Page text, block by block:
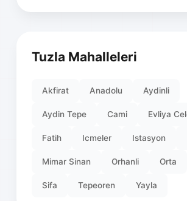
Tuzla Mahalleleri
Akfirat Anadolu Aydinli
Aydin Tepe Cami Evliya
Fatih Icmeler Istasyon
Mimar Sinan Orhanli Orta
Sifa Tepeoren Yayla